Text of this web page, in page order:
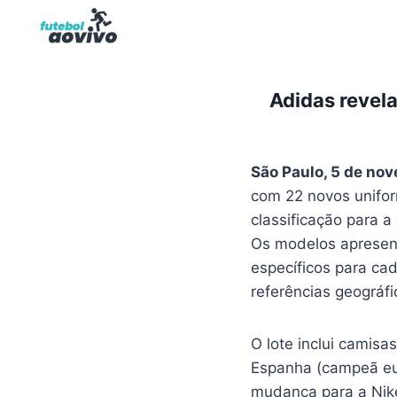
Adidas
São Paulo, 5 de
com 22 novos
classificação para
Os modelos
específicos para
referências
O lote inclui
Espanha (campeã
mudança para a